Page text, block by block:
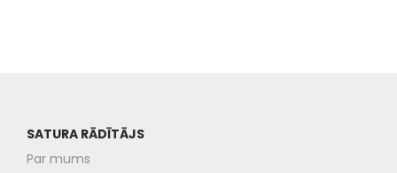
SATURA RĀDĪTĀJS
Par mums